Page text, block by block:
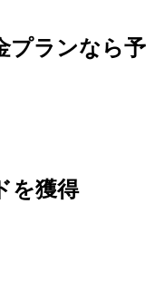
プランなら予
を獲得